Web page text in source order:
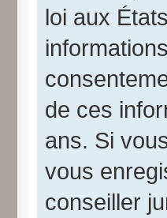
loi aux
de ces
ans. Si
vous
conseiller